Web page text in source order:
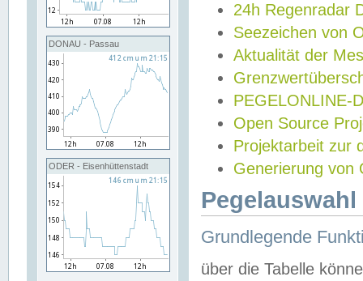
DONAU - Passau
ODER - Eisenhüttenstadt
24h Regenradar
Seezeichen von
Aktualität der
PEGELONLINE-
Open Source
Projektarbeit zur
Generierung von
Grundlegende
über die Tabelle